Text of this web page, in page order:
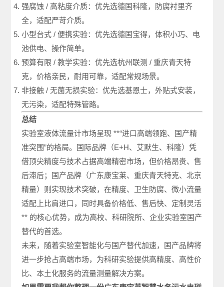
强腐蚀 / 高粘度介质：优先选德国科隆，防腐衬里齐
全，适配严苛介质。
小型台式 / 便携实验：优先选德国宝得，体积小巧、电
池供电、操作简单。
预算有限 / 教学实验：优先选杭州联测 / 重庆青天特
克，价格亲民，耐用可靠，适配常规场景。
非接触 / 无菌无损实验：优先选基恩士，外贴式安装，
无污染，适配特殊管路。
总结
实验室液体流量计市场呈现 **“进口高端领跑、国产精
准突围”的格局。国际品牌（E+H、艾默生、科隆）凭
借顶尖精度与技术占据高端精密市场，但价格昂贵、售
后滞后；国产品牌（广东康宝莱、重庆青天特克、北京
精量）则实现技术突破，在精度、卫生防腐、微小流量
适配上比肩进口，同时具备价格低、售后快、定制灵活
** 的核心优势，成为高校、科研院所、企业实验室国产
替代的首选。
未来，随着实验室智能化与国产替代加速，国产品牌将
进一步抢占高端市场，为科研实验提供高精度、高性价
比、本土化服务的流量测量解决方案。